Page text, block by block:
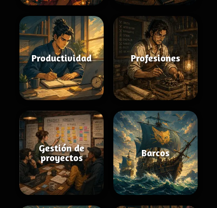
Productividad Profesiones
Gestión de
proyectos
Barcos